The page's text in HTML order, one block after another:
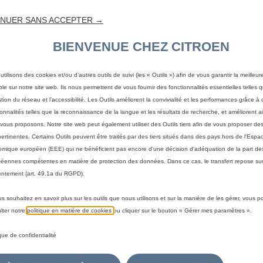
véhicule
méthode pour identifier votre véhicule et afficher les
Par modèle
Par N° de VIN
SANS ACCEPTER →
BIENVENUE CHEZ CITROEN
des cookies et/ou d’autres outils de suivi (les « Outils ») afin de vous garantir la
sur notre site web. Ils nous permettent de vous fournir des fonctionnalités essentielles telles
du réseau et l’accessibilité. Les Outils améliorent la convivialité et les performances grâce à
telles que la reconnaissance de la langue et les résultats de recherche, et améliorent
proposons. Notre site web peut également utiliser des Outils tiers afin de vous proposer
Certains Outils peuvent être traités par des tiers situés dans des pays hors de
européen (EEE) qui ne bénéficient pas encore d'une décision d'adéquation de la part
compétentes en matière de protection des données. Dans ce cas, le transfert repose
(art. 49.1a du RGPD).
souhaitez en savoir plus sur les outils que nous utilisons et sur la manière de les gérer, vous
notre politique en matière de cookies ou cliquer sur le bouton « Gérer mes paramètres ».
de confidentialité